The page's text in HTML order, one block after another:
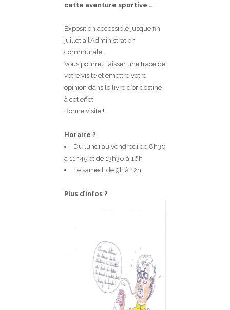
cette aventure sportive …
Exposition accessible jusque fin
juillet à l’Administration
communale.
Vous pourrez laisser une trace de
votre visite et émettre votre
opinion dans le livre d’or destiné
à cet effet.
Bonne visite !
Horaire ?
Du lundi au vendredi de 8h30
à 11h45 et de 13h30 à 16h
Le samedi de 9h à 12h
Plus d’infos ?